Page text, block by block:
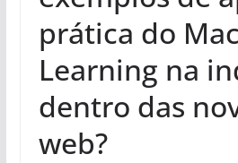
prática do
Learning na
dentro das
web?